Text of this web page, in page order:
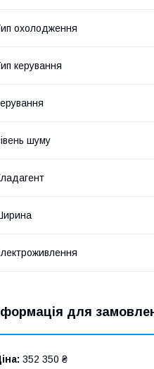
охолодження
керування
шуму
для
352 350 ₴